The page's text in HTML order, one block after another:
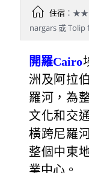
住宿：
nargars 或 Tolip
開羅Cairo
洲及阿拉
羅河，為
文化和交
橫跨尼羅
整個中東
業中心。